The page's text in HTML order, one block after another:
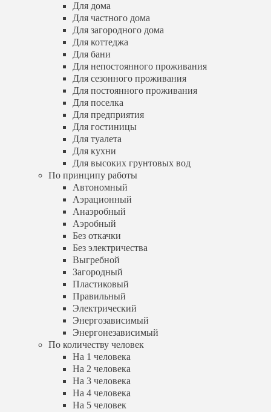
Для сезонного проживания
Для постоянного проживания
Для поселка
Для предприятия
Для гостиницы
Для туалета
Для кухни
Для высоких грунтовых вод
По принципу работы
Автономный
Аэрационный
Анаэробный
Аэробный
Без откачки
Без электричества
Выгребной
Загородный
Пластиковый
Правильный
Электрический
Энергозависимый
Энергонезависимый
По количеству человек
На 1 человека
На 2 человека
На 3 человека
На 4 человека
На 5 человек
На 6 человек
На 7 человек
На 8 человек
На 9 человек
На 10 человек
На 12 человек
На 15 человек
По размеру и форме
Мини
Маленький
Для дома
Для частного дома
Для загородного дома
Для коттеджа
Для бани
Для непостоянного проживания
Для сезонного проживания
Для постоянного проживания
Для поселка
Для предприятия
Для гостиницы
Для туалета
Для кухни
Для высоких грунтовых вод
По принципу работы
Автономный
Аэрационный
Анаэробный
Аэробный
Без откачки
Без электричества
Выгребной
Загородный
Пластиковый
Правильный
Электрический
Энергозависимый
Энергонезависимый
По количеству человек
На 1 человека
На 2 человека
На 3 человека
На 4 человека
На 5 человек